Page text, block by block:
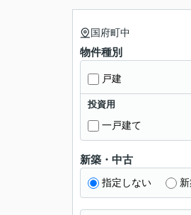
国府町中
物件種別
戸建
投資用
一戸建て
新築・中古
指定しない